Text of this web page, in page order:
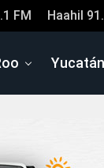
FM Haahil
Yucatán